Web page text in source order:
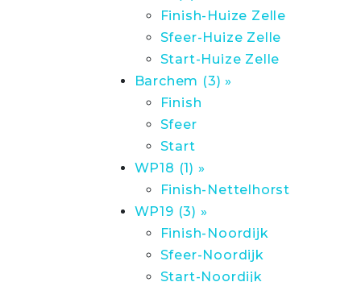
Finish-Huize Zelle
Sfeer-Huize Zelle
Start-Huize Zelle
Barchem (3) »
Finish
Sfeer
Start
WP18 (1) »
Finish-Nettelhorst
WP19 (3) »
Finish-Noordijk
Sfeer-Noordijk
Start-Noordijk